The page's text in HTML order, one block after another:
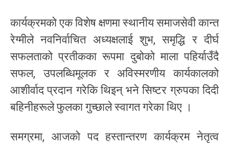
कार्यक्रमको एक विशेष क्षणमा स्थानीय समाजसेवी कान्त
रेग्मीले नवनिर्वाचित अध्यक्षलाई शुभ, समृद्धि र दीर्घ
सफलताको प्रतीकका रूपमा दुबोको माला पहिर्याउँदै
सफल, उपलब्धिमूलक र अविस्मरणीय कार्यकालको
आशीर्वाद प्रदान गरेकि थिइन् भने सिष्टर ग्रुपका दिदी
बहिनीहरूले फुलका गुच्छाले स्वागत गरेका थिए ।
समग्रमा, आजको पद हस्तान्तरण कार्यक्रम नेतृत्व